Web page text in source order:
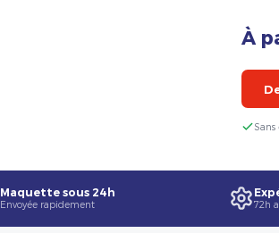
À
Maquette sous 24h
Envoyée rapidement 72h